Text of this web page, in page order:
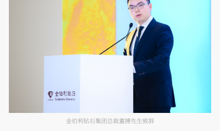
金伯利钻石集团总裁董搏先生致辞